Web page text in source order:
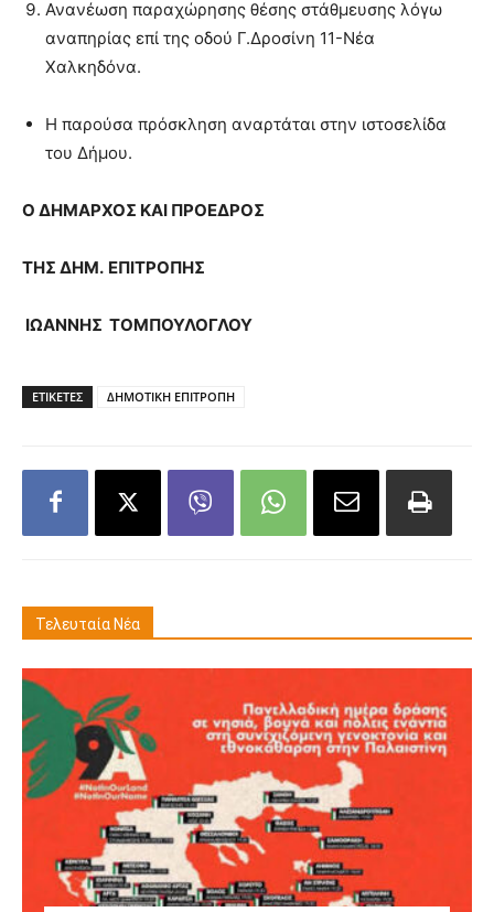
Ανανέωση παραχώρησης θέσης στάθμευσης λόγω
αναπηρίας επί της οδού Γ.Δροσίνη 11-Νέα
Χαλκηδόνα.
Η παρούσα πρόσκληση αναρτάται στην ιστοσελίδα
του Δήμου.
Ο ΔΗΜΑΡΧΟΣ ΚΑΙ ΠΡΟΕΔΡΟΣ
ΤΗΣ ΔΗΜ. ΕΠΙΤΡΟΠΗΣ
ΙΩΑΝΝΗΣ ΤΟΜΠΟΥΛΟΓΛΟΥ
ΕΤΙΚΕΤΕΣ ΔΗΜΟΤΙΚΗ ΕΠΙΤΡΟΠΗ
Τελευταία Νέα